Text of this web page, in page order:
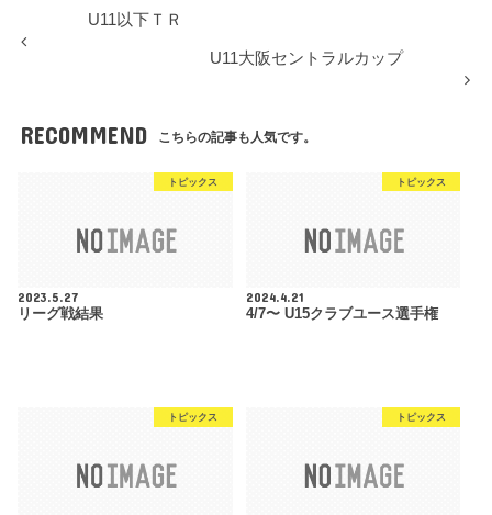
U11以下ＴＲ
U11大阪セントラルカップ
RECOMMEND こちらの記事も人気です。
トピックス
2023.5.27
リーグ戦結果
トピックス
2024.4.21
4/7〜 U15クラブユース選手権
トピックス トピックス